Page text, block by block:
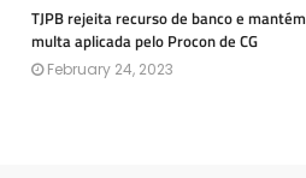
TJPB rejeita recurso de banco e mantém
multa aplicada pelo Procon de CG
February 24, 2023